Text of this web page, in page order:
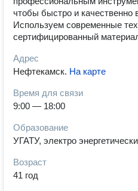
чтобы быстро и качественно
Используем современные
сертифицированный
Адрес
Нефтекамск. На карте
Время для связи
9:00 — 18:00
Образование
УГАТУ, электро
Возраст
41 год